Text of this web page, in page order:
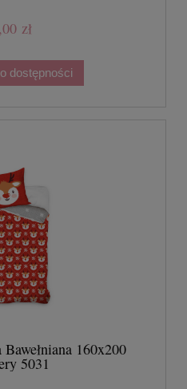
zł
dostępności
160x200
5031